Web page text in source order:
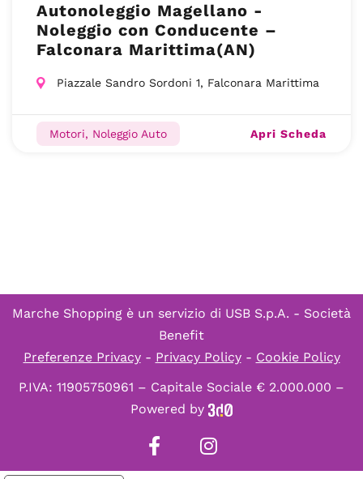
Autonoleggio Magellano -
Noleggio con Conducente –
Falconara Marittima(AN)
Piazzale Sandro Sordoni 1, Falconara Marittima
Motori, Noleggio Auto Apri Scheda
Marche Shopping è un servizio di USB S.p.A. - Società
Benefit
Preferenze Privacy- Privacy Policy- Cookie Policy
P.IVA: 11905750961 – Capitale Sociale € 2.000.000 –
Powered by